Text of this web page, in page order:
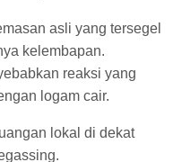
asli yang tersegel
kelembapan.
reaksi yang
logam cair.
lokal di dekat